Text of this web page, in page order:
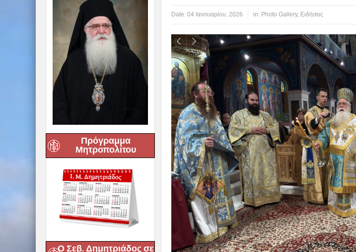
Πρόγραμμα
Μητροπολίτου
Ο Σεβ. Δημητριάδος σε
Date: 04 Ιανουαρίου, 2026 in: Photo Gallery, Ειδήσεις